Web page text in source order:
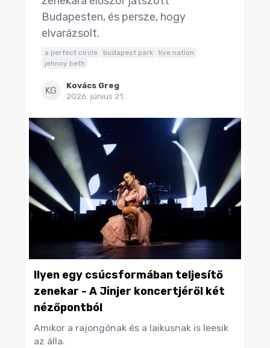
Budapesten, és persze, hogy
elvarázsolt.
a perfect circle budapest park
live nation
jehnny beth
KG
Kovács Greg
2026. június 21.
Ilyen egy csúcsformában teljesítő
zenekar - A Jinjer koncertjéről két
nézőpontból
Amikor a rajongónak és a laikusnak is leesik
az álla.